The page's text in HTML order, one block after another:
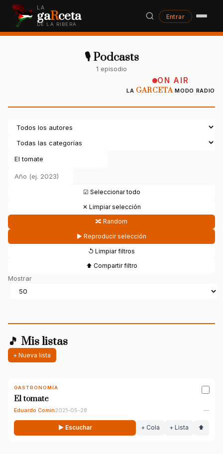
LA
gaRceta
DE LA RIBERA
Entrar
🎙 Podcasts
1 episodio
ON AIR
LA GARCETAMODO RADIO
☑ Seleccionar todo
✕ Limpiar selección
🔀 Random
▶ Reproducir selección
↺ Limpiar filtros
⬆ Compartir filtro
Mostrar
🎵 Mis listas
+ Nueva lista
GASTRONOMÍA
El tomate
Eduardo Comín2021-05-28 —
▶ Escuchar + Cola + Lista ⬆